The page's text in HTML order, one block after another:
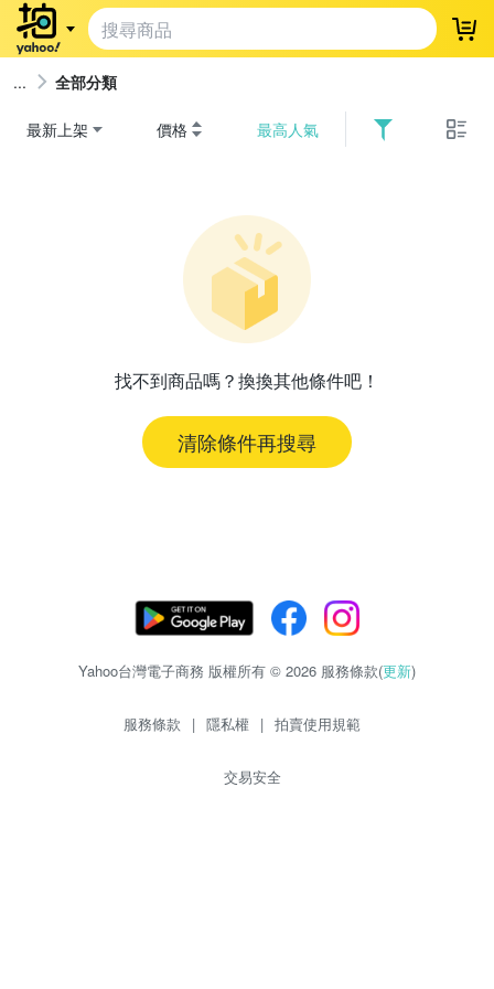
登
全部分類
最新上架 價格 最高人氣
找不到商品嗎？換換其他條件吧！
清除條件再搜尋
Yahoo台灣電子商務 版權所有 © 2026 服務條款(更新)
服務條款 | 隱私權 | 拍賣使用規範
交易安全